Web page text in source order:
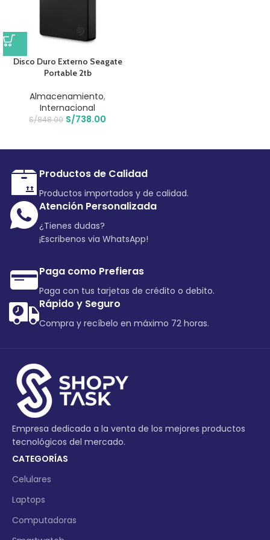
Disco Duro Externo Seagate
Portable 2tb
Almacenamiento,
Internacional
S/848.00 S/738.00
Productos de Calidad
Productos importados y de calidad.
Atención Personalizada
¿Tienes dudas?
¡Escribenos via WhatsApp!
Paga como Prefieras
Paga con tus tarjetas de crédito o debito.
Rápido y Seguro
Compra y recíbelo en máximo 72 horas.
Empresa dedicada a la venta de los mejores productos
tecnológicos del mercado.
CATEGORÍAS
Celulares
Laptops
Computadoras